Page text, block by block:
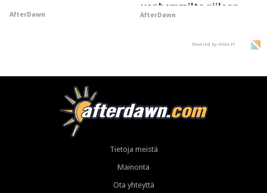
AfterDawn
vanhemmilta piiloon
AfterDawn
Powered by HIGH.FI
Tietoja meistä
Mainonta
Ota yhteyttä